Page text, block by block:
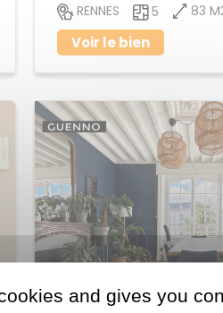
RENNES 5 83
Voir le bien
and gives you